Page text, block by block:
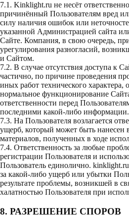
7.1. Kinklight.ru не несёт
причинённый Пользователям вред
силу наличия ошибок или
указанной Администрацией сайта
Сайте. Компания, в свою очередь,
урегулирования разногласий,
и Сайтом.
7.2. В случае отсутствия доступа к
частично, по причине проведения
иных работ технического
нормальное функционирование
ответственности перед
последними какой-либо информации.
7.3. На Пользователя возлагается
ущерб, который может быть нанесен в
материалов, полученных в ходе
7.4. Ответственность за любые
регистрации Пользователя и
Пользователь единолично.
за какой-либо ущерб или убытки
результате проблемы, возникшей в
халатностью Пользователя при
8. РАЗРЕШЕНИЕ СПОРОВ